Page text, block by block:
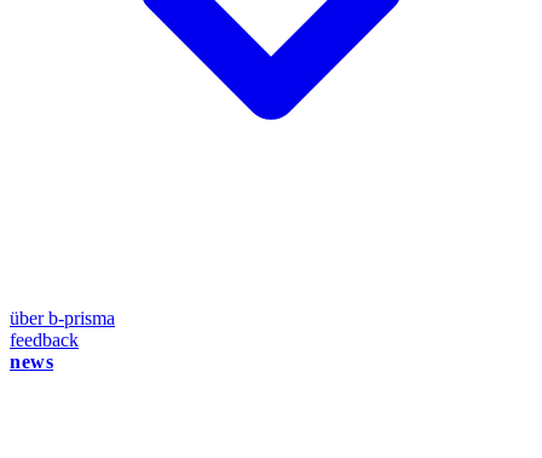
über b-prisma
feedback
news